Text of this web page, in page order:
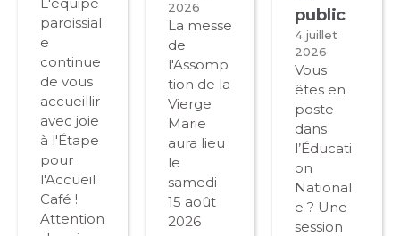
L'équipe
paroissial
e
continue
de vous
accueillir
avec joie
à l'Étape
pour
l'Accueil
Café !
Attention
2026
La messe
de
l'Assomp
tion de la
Vierge
Marie
aura lieu
le
samedi
15 août
2026
public
4 juillet
2026
Vous
êtes en
poste
dans
l’Éducati
on
National
e ? Une
session